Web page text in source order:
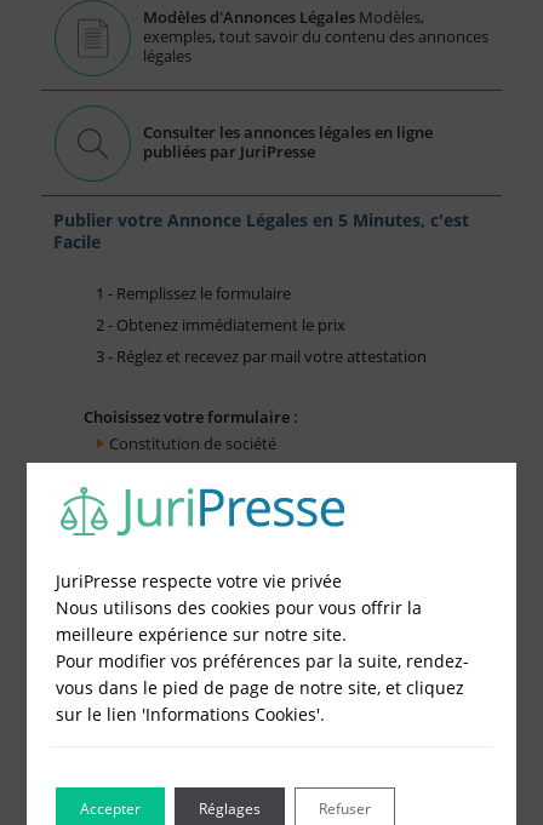
Modèles d'Annonces Légales Modèles,
exemples, tout savoir du contenu des annonces
légales
Consulter les annonces légales en ligne
publiées par JuriPresse
Publier votre Annonce Légales en 5 Minutes, c'est
Facile
1 - Remplissez le formulaire
2 - Obtenez immédiatement le prix
3 - Réglez et recevez par mail votre attestation
Choisissez votre formulaire :
Constitution de société
Fonds de Commerce
Cessation d'activité
JuriPresse respecte votre vie privée
Nous utilisons des cookies pour vous offrir la
meilleure expérience sur notre site.
Pour modifier vos préférences par la suite, rendez-
vous dans le pied de page de notre site, et cliquez
sur le lien 'Informations Cookies'.
Accepter Refuser
Réglages